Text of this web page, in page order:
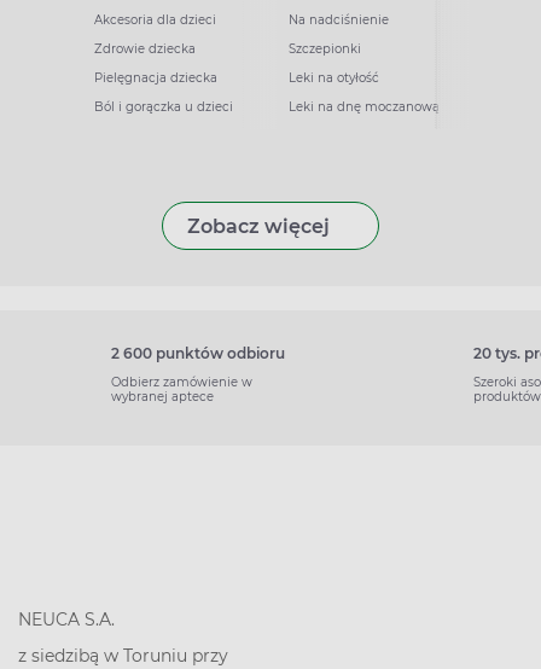
Akcesoria dla dzieci
Zdrowie dziecka
Pielęgnacja dziecka
Ból i gorączka u dzieci
Na nadciśnienie
Szczepionki
Leki na otyłość
Leki na dnę moczanową
Zobacz więcej
2 600 punktów odbioru
Odbierz zamówienie w
wybranej aptece
20 tys.
Szeroki
produktów
NEUCA S.A.
z siedzibą w Toruniu przy